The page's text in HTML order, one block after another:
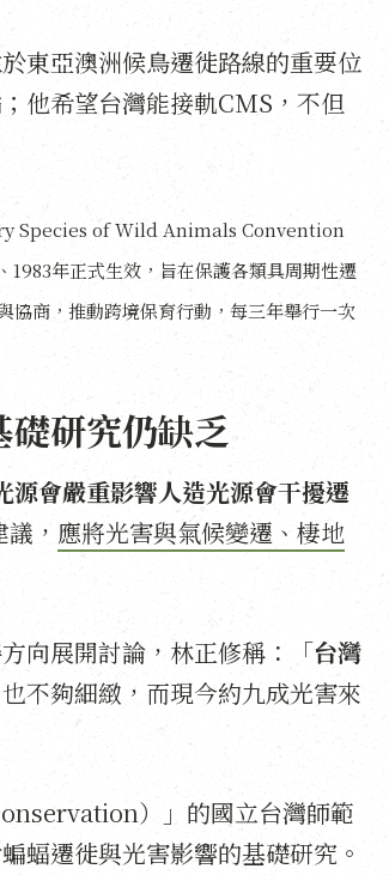
東亞澳洲候鳥遷徙路線的重要位
他希望台灣能接軌CMS，不但
Species of Wild Animals Convention
年正式生效，旨在保護各類具周期性遷
協商，推動跨境保育行動，每三年舉行一次
研究仍缺乏
源會嚴重影響人造光源會干擾遷
， 應將光害與氣候變遷、棲地
向展開討論，林正修稱：「台灣
不夠細緻，而現今約九成光害來
）」的國立台灣師範
蝠遷徙與光害影響的基礎研究。